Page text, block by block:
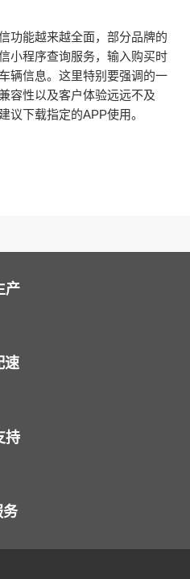
功能越来越全面，部分品牌的
小程序查询服务，输入购买时
辆信息。这里特别要强调的一
容性以及客户体验远远不及
议下载指定的APP使用。
产
速
持